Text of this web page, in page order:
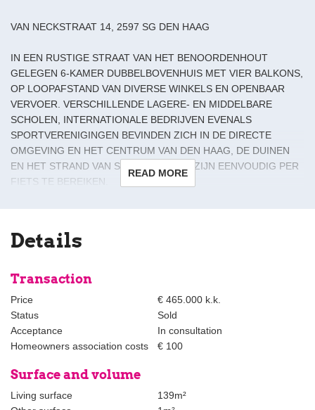
VAN NECKSTRAAT 14, 2597 SG DEN HAAG
IN EEN RUSTIGE STRAAT VAN HET BENOORDENHOUT
GELEGEN 6-KAMER DUBBELBOVENHUIS MET VIER BALKONS,
OP LOOPAFSTAND VAN DIVERSE WINKELS EN OPENBAAR
VERVOER. VERSCHILLENDE LAGERE- EN MIDDELBARE
SCHOLEN, INTERNATIONALE BEDRIJVEN EVENALS
SPORTVERENIGINGEN BEVINDEN ZICH IN DE DIRECTE
OMGEVING EN HET CENTRUM VAN DEN HAAG, DE DUINEN
EN HET STRAND VAN SCHEVENINGEN ZIJN EENVOUDIG PER
FIETS TE BEREIKEN.
Overloop met diepe gangkast, wc met fonteintje. L-vormige kamer
achterzijde (NW), parketvloer, twee originele schouwen,
aan de achterzijde met diverse inbouwapparatuur en toegang tot
derde balkon op deze etage met kast.
Trap naar 2e etage: overloop met daklicht, gangkast met de CV-
combiketel, wc met fonteintje en bidet. Ruime achterslaapkamer
met toegang tot balkon over de gehele breedte (NW),
achterzijkamer (thans in gebruik als laundry), tussengelegen
ruime badkamer met bijzonder daklicht (en inloopdouche en vaste
READ MORE
Details
Transaction
Price
€ 465.000 k.k.
Status
Sold
Acceptance
In consultation
Homeowners association costs
€ 100
Surface and volume
Living surface
139m²